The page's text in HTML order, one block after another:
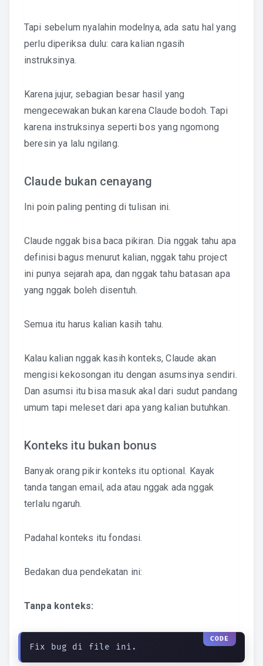
Tapi sebelum nyalahin modelnya, ada satu hal yang
perlu diperiksa dulu: cara kalian ngasih
instruksinya.
Karena jujur, sebagian besar hasil yang
mengecewakan bukan karena Claude bodoh. Tapi
karena instruksinya seperti bos yang ngomong
beresin ya lalu ngilang.
Claude bukan cenayang
Ini poin paling penting di tulisan ini.
Claude nggak bisa baca pikiran. Dia nggak tahu apa
definisi bagus menurut kalian, nggak tahu project
ini punya sejarah apa, dan nggak tahu batasan apa
yang nggak boleh disentuh.
Semua itu harus kalian kasih tahu.
Kalau kalian nggak kasih konteks, Claude akan
mengisi kekosongan itu dengan asumsinya sendiri.
Dan asumsi itu bisa masuk akal dari sudut pandang
umum tapi meleset dari apa yang kalian butuhkan.
Konteks itu bukan bonus
Banyak orang pikir konteks itu optional. Kayak
tanda tangan email, ada atau nggak ada nggak
terlalu ngaruh.
Padahal konteks itu fondasi.
Bedakan dua pendekatan ini:
Tanpa konteks:
Fix bug di file ini.